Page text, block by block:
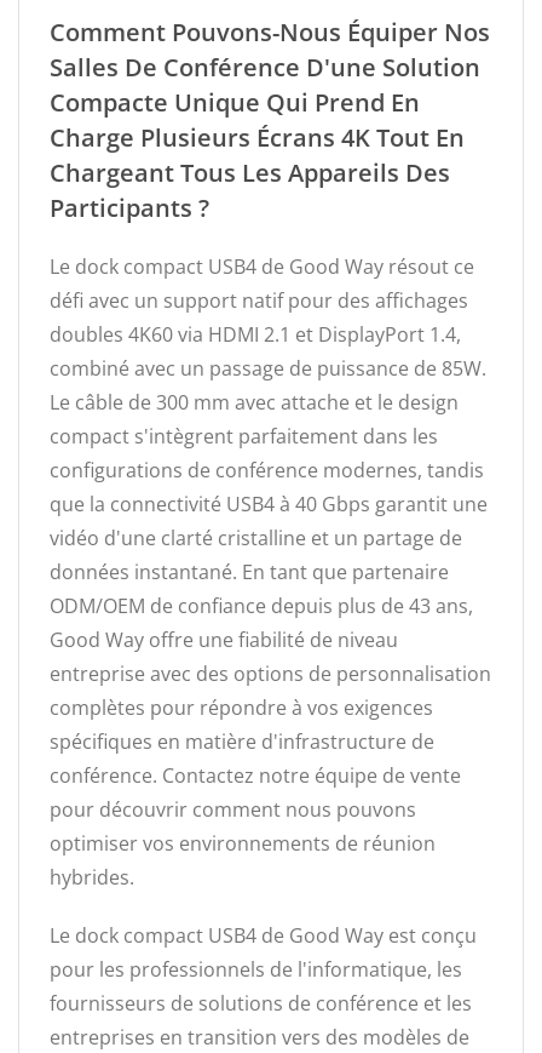
Comment Pouvons-Nous Équiper Nos
Salles De Conférence D'une Solution
Compacte Unique Qui Prend En
Charge Plusieurs Écrans 4K Tout En
Chargeant Tous Les Appareils Des
Participants ?
Le dock compact USB4 de Good Way résout ce
défi avec un support natif pour des affichages
doubles 4K60 via HDMI 2.1 et DisplayPort 1.4,
combiné avec un passage de puissance de 85W.
Le câble de 300 mm avec attache et le design
compact s'intègrent parfaitement dans les
configurations de conférence modernes, tandis
que la connectivité USB4 à 40 Gbps garantit une
vidéo d'une clarté cristalline et un partage de
données instantané. En tant que partenaire
ODM/OEM de confiance depuis plus de 43 ans,
Good Way offre une fiabilité de niveau
entreprise avec des options de personnalisation
complètes pour répondre à vos exigences
spécifiques en matière d'infrastructure de
conférence. Contactez notre équipe de vente
pour découvrir comment nous pouvons
optimiser vos environnements de réunion
hybrides.
Le dock compact USB4 de Good Way est conçu
pour les professionnels de l'informatique, les
fournisseurs de solutions de conférence et les
entreprises en transition vers des modèles de